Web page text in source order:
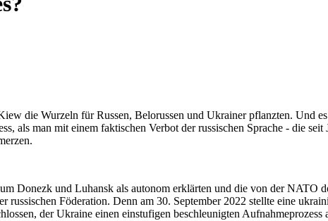
die Wurzeln für Russen, Belorussen und Ukrainer pflanzten. Und
als man mit einem faktischen Verbot der russischen Sprache - die
Donezk und Luhansk als autonom erklärten und die von der NATO
russischen Föderation. Denn am 30. September 2022 stellte eine
der Ukraine einen einstufigen beschleunigten